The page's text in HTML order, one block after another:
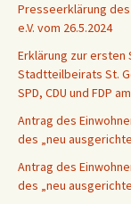
Presseerklärung
e.V. vom 26.5.2024
Erklärung zur ersten
Stadtteilbeirats St.
SPD, CDU und FDP
Antrag des
des „neu
Antrag des
des „neu